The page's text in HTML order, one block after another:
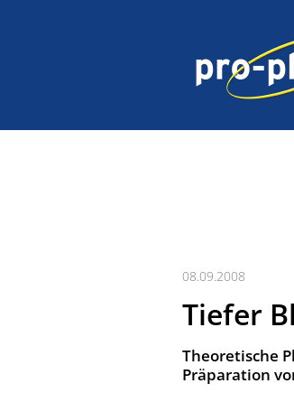
08.09.2008
Tiefer
Theoretische
Präparation